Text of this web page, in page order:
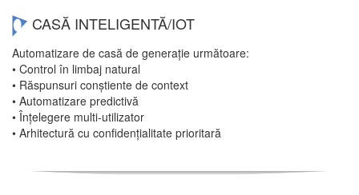
CASĂ INTELIGENTĂ/IOT
Automatizare de casă de generație următoare:
• Control în limbaj natural
• Răspunsuri conștiente de context
• Automatizare predictivă
• Înțelegere multi-utilizator
• Arhitectură cu confidențialitate prioritară